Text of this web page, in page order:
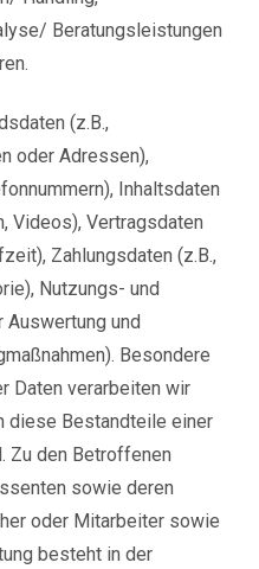
Beratungsleistungen
(z.B.,
oder Adressen),
Inhaltsdaten
Videos), Vertragsdaten
Zahlungsdaten (z.B.,
Nutzungs- und
Auswertung und
Besondere
Daten verarbeiten wir
diese Bestandteile einer
Zu den Betroffenen
sowie deren
oder Mitarbeiter sowie
besteht in der